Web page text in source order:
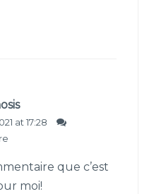
at 17:28
que c’est
moi!